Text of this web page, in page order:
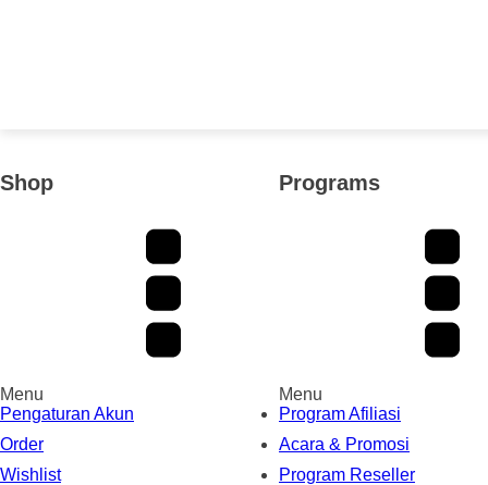
Shop
Menu
Pengaturan Akun
Order
Wishlist
Programs
Menu
Program Afiliasi
Acara & Promosi
Program Reseller